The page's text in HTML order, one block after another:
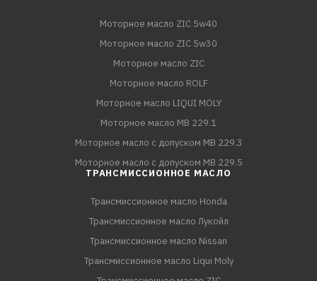
Моторное масло ZIC 5w40
Моторное масло ZIC 5w30
Моторное масло ZIC
Моторное масло ROLF
Моторное масло LIQUI MOLY
Моторное масло MB 229.1
Моторное масло с допуском MB 229.3
Моторное масло с допуском MB 229.5
ТРАНСМИССИОННОЕ МАСЛО
Трансмиссионное масло Honda
Трансмиссионное масло Лукойл
Трансмиссионное масло Nissan
Трансмиссионное масло Liqui Moly